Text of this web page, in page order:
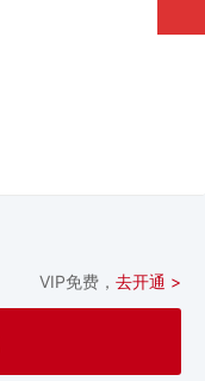
VIP免费， 去开通 >